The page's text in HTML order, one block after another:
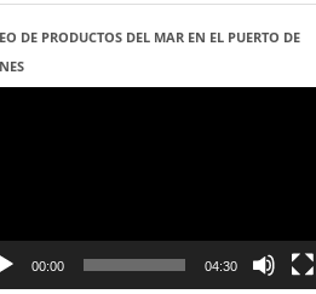
DE PRODUCTOS DEL MAR EN EL PUERTO DE
00:00 04:30